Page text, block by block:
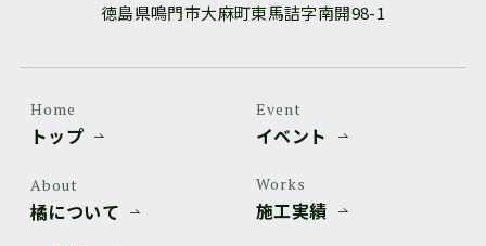
徳島県鳴門市大麻町東馬詰字南開98-1
Home
トップ
About
橘について
Event
イベント
Works
施工実績